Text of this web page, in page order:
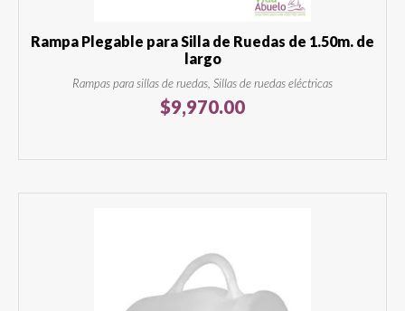
Rampa Plegable para Silla de Ruedas de 1.50m. de
largo
Rampas para sillas de ruedas, Sillas de ruedas eléctricas
$9,970.00